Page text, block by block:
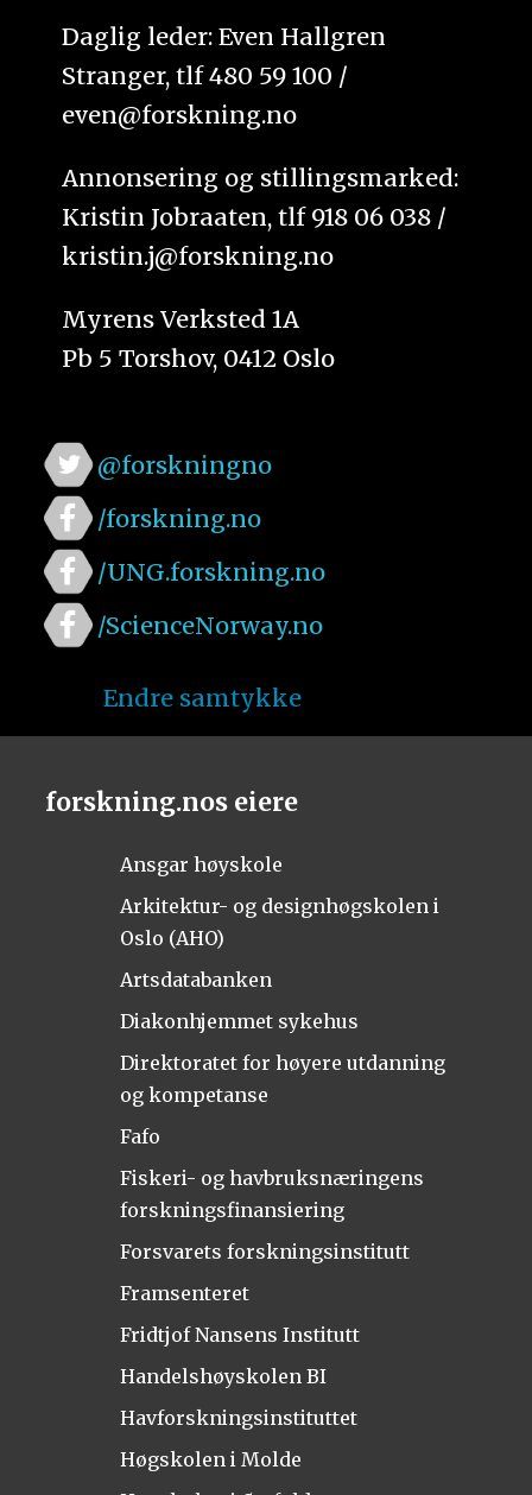
Daglig leder: Even Hallgren
Stranger, tlf 480 59 100 /
even@forskning.no
Annonsering og stillingsmarked:
Kristin Jobraaten, tlf 918 06 038 /
kristin.j@forskning.no
Myrens Verksted 1A
Pb 5 Torshov, 0412 Oslo
@forskningno
/forskning.no
/UNG.forskning.no
/ScienceNorway.no
Endre samtykke
forskning.nos eiere
Ansgar høyskole
Arkitektur- og designhøgskolen i
Oslo (AHO)
Artsdatabanken
Diakonhjemmet sykehus
Direktoratet for høyere utdanning
og kompetanse
Fafo
Fiskeri- og havbruksnæringens
forskningsfinansiering
Forsvarets forskningsinstitutt
Framsenteret
Fridtjof Nansens Institutt
Handelshøyskolen BI
Havforskningsinstituttet
Høgskolen i Molde